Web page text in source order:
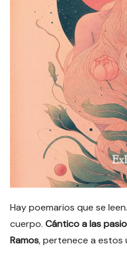
Hay poemarios que se
cuerpo.Cántico a las
Ramos, pertenece a estos